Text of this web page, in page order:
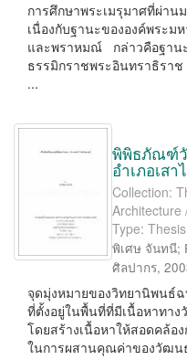
การศึกษาพระเมรุมาศที่ผ่
เนื่องกับฐานะขององค์พระม
และพราหมณ์ กล่าวคือฐาน
ธรรมิกราชพระอินทราธิรา
...
พิพิธภัณฑ์
อำเภอเส
Collection:
Type: Thesis
พิเศษ จันทนี;
ศิลปากร,
จุดมุ่งหมายของวิทยานิพนธ์
ที่ตั้งอยู่ในพื้นที่ที่มีเนื้อหาทา
โดยสร้างเนื้อหาให้สอดคล้
ในการผสานคุณค่าของวัฒน